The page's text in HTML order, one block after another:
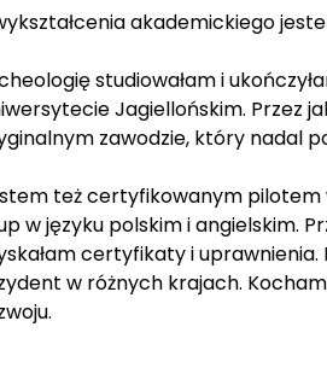
akademickiego
studiowałam i
Jagiellońskim. Przez
zawodzie, który nadal
też certyfikowanym pilotem
w języku polskim i angielskim.
certyfikaty i
w różnych krajach.